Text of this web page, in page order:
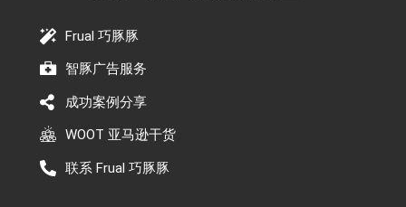
Frual 巧豚豚
智豚广告服务
成功案例分享
WOOT 亚马逊干货
联系 Frual 巧豚豚